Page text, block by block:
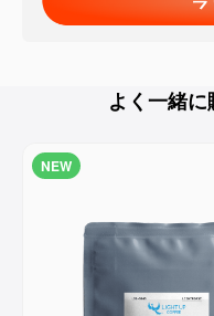
よく一緒
NEW